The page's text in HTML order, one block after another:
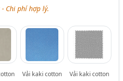
Chi phí hợp lý.
Vải kaki cotton Vải kaki cotton